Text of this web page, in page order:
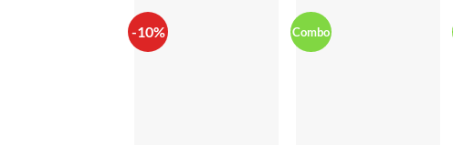
-10% Combo